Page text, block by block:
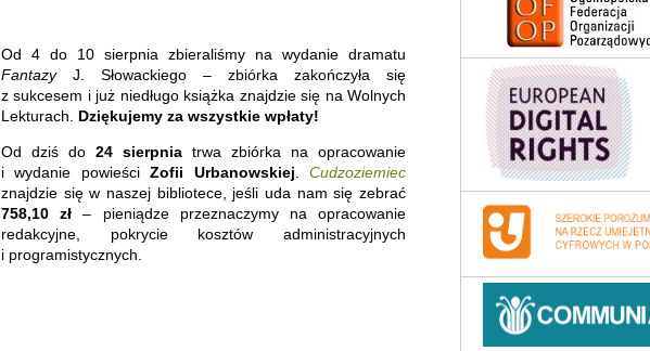
Od 4 do 10 sierpnia zbieraliśmy na wydanie dramatu
FantazyJ. Słowackiego – zbiórka zakończyła się
z sukcesem i już niedługo książka znajdzie się na Wolnych
Lekturach. Dziękujemy za wszystkie wpłaty!
Od dziś do 24 sierpnia trwa zbiórka na opracowanie
i wydanie powieściZofii Urbanowskiej .Cudzoziemiec
znajdzie się w naszej bibliotece, jeśli uda nam się zebrać
758,10 zł – pieniądze przeznaczymy na opracowanie
redakcyjne, pokrycie kosztów administracyjnych
i programistycznych.